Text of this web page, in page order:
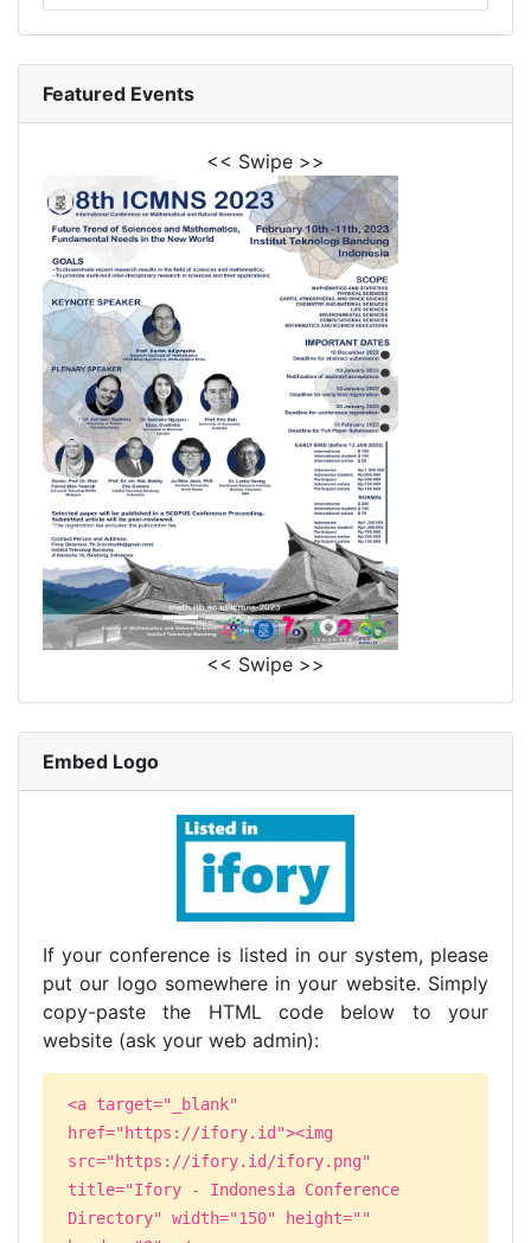
Featured Events
<< Swipe >>
<< Swipe >>
Embed Logo
If your conference is listed in our system, please
put our logo somewhere in your website. Simply
copy-paste the HTML code below to your
website (ask your web admin):
<a target="_blank"
href="https://ifory.id"><img
src="https://ifory.id/ifory.png"
title="Ifory - Indonesia Conference
Directory" width="150" height=""